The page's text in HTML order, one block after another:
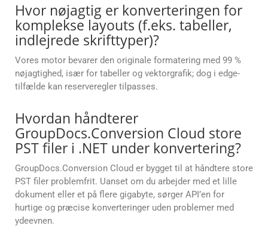
Hvor nøjagtig er konverteringen for
komplekse layouts (f.eks. tabeller,
indlejrede skrifttyper)?
Vores motor bevarer den originale formatering med 99 %
nøjagtighed, især for tabeller og vektorgrafik; dog i edge-
tilfælde kan reserveregler tilpasses.
Hvordan håndterer
GroupDocs.Conversion Cloud store
PST filer i .NET under konvertering?
GroupDocs.Conversion Cloud er bygget til at håndtere store
PST filer problemfrit. Uanset om du arbejder med et lille
dokument eller et på flere gigabyte, sørger API’en for
hurtige og præcise konverteringer uden problemer med
ydeevnen.